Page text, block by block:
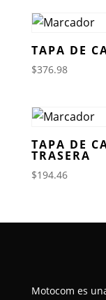
TAPA DE
$376.98
TAPA DE
TRASERA
$194.46
Motocom es